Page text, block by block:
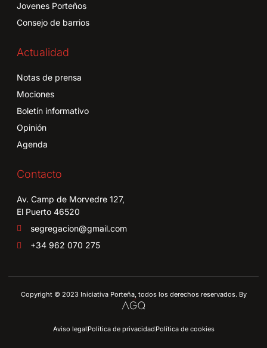
Jovenes Porteños
Consejo de barrios
Actualidad
Notas de prensa
Mociones
Boletín informativo
Opinión
Agenda
Contacto
Av. Camp de Morvedre 127,
El Puerto 46520
segregacion@gmail.com
+34 962 070 275
Copyright © 2023 Iniciativa Porteña, todos los derechos reservados. By
Aviso legalPolítica de privacidadPolítica de cookies